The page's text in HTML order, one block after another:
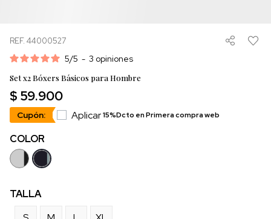
REF. 44000527
5/5 - 3 opiniones
Set x2 Bóxers Básicos para Hombre
$ 59.900
Cupón: Aplicar15%Dcto en Primera compra web
COLOR
TALLA